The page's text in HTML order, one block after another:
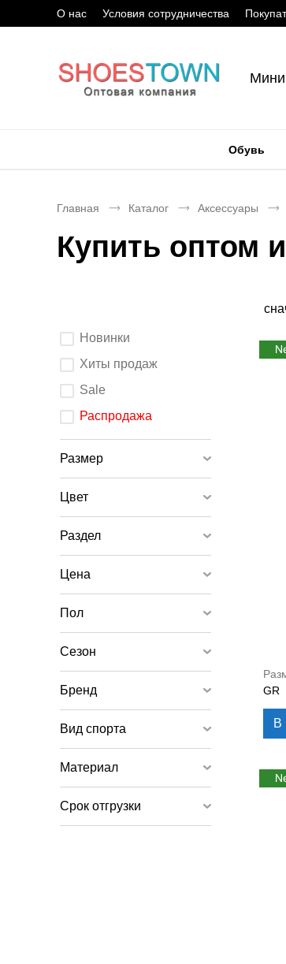
О нас Условия сотрудничества
Обувь
Главная Каталог Аксессуары
Купить оптом
Выберите
параметры
После
изменения
элемента
ввода
обновится.
Новинки
Хиты продаж
Sale
Распродажа
Размер
Цвет
Раздел
Цена
Пол
Сезон
Бренд
Вид спорта
Материал
Срок отгрузки
GR
В